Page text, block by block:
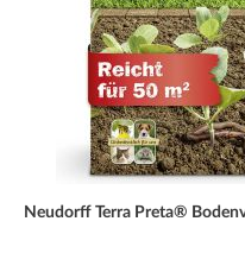
Neudorff Terra Preta®